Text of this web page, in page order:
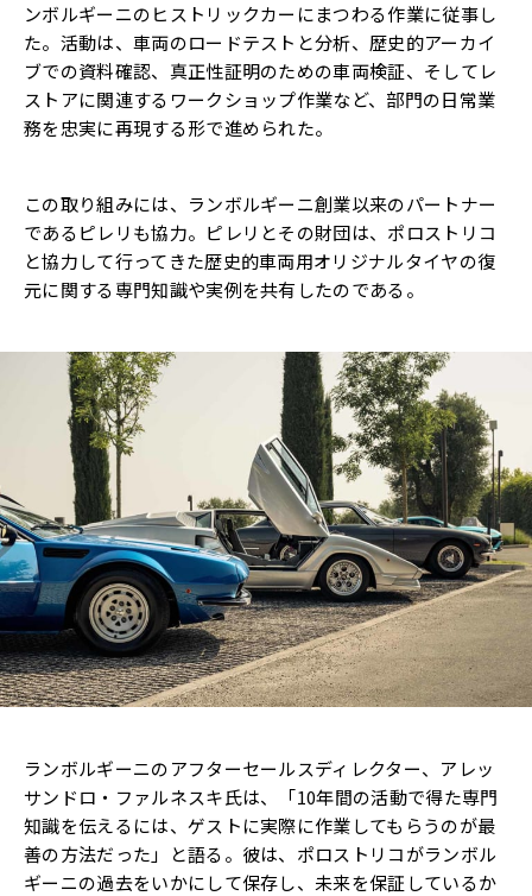
ンボルギーニのヒストリックカーにまつわる作業に従事し
た。活動は、車両のロードテストと分析、歴史的アーカイ
ブでの資料確認、真正性証明のための車両検証、そしてレ
ストアに関連するワークショップ作業など、部門の日常業
務を忠実に再現する形で進められた。
この取り組みには、ランボルギーニ創業以来のパートナー
であるピレリも協力。ピレリとその財団は、ポロストリコ
と協力して行ってきた歴史的車両用オリジナルタイヤの復
元に関する専門知識や実例を共有したのである。
ランボルギーニのアフターセールスディレクター、アレッ
サンドロ・ファルネスキ氏は、「10年間の活動で得た専門
知識を伝えるには、ゲストに実際に作業してもらうのが最
善の方法だった」と語る。彼は、ポロストリコがランボル
ギーニの過去をいかにして保存し、未来を保証しているか